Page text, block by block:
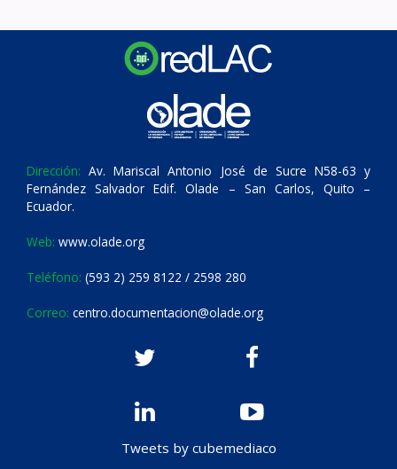
Dirección: Av. Mariscal Antonio José de Sucre N58-63 y
Fernández Salvador Edif. Olade – San Carlos, Quito –
Ecuador.
Web: www.olade.org
Teléfono: (593 2) 259 8122 / 2598 280
Correo: centro.documentacion@olade.org
Tweets by cubemediaco